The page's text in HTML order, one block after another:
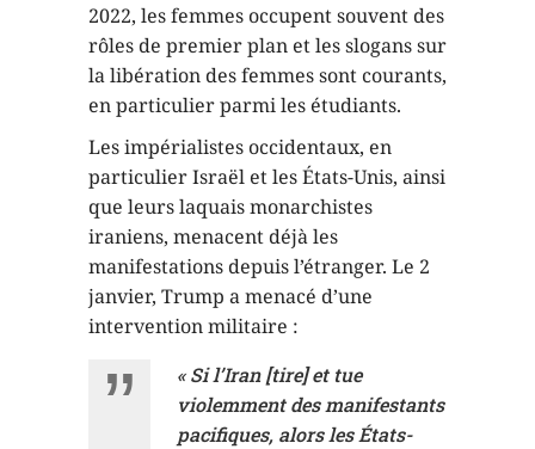
2022, les femmes occupent souvent des
rôles de premier plan et les slogans sur
la libération des femmes sont courants,
en particulier parmi les étudiants.
Les impérialistes occidentaux, en
particulier Israël et les États-Unis, ainsi
que leurs laquais monarchistes
iraniens, menacent déjà les
manifestations depuis l’étranger. Le 2
janvier, Trump a menacé d’une
intervention militaire :
« Si l’Iran [tire] et tue
violemment des manifestants
pacifiques, alors les États-